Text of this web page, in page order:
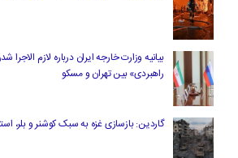
بیانیه وزارت خارجه ایران درباره لازم‌
راهبردی» بین تهران و مسکو
گاردین: بازسازی غزه به سبک کوشنر و بلر،